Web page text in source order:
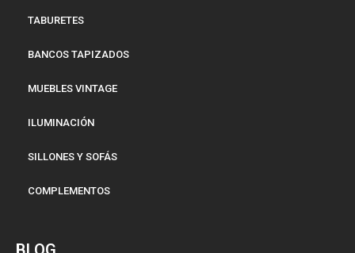
TABURETES
BANCOS TAPIZADOS
MUEBLES VINTAGE
ILUMINACIÓN
SILLONES Y SOFÁS
COMPLEMENTOS